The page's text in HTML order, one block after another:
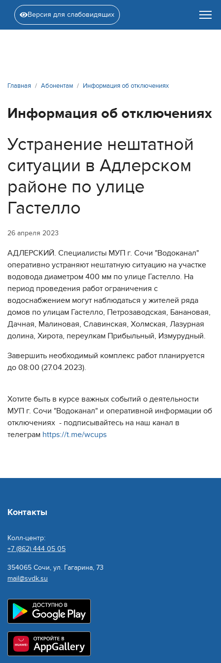
Версия для слабовидящих
Главная Абонентам Информация об отключениях
Информация об отключениях
Устранение нештатной
ситуации в Адлерском
районе по улице
Гастелло
26 апреля 2023
АДЛЕРСКИЙ. Специалисты МУП г. Сочи "Водоканал"
оперативно устраняют нештатную ситуацию на участке
водовода диаметром 400 мм по улице Гастелло. На
период проведения работ ограничения с
водоснабжением могут наблюдаться у жителей ряда
домов по улицам Гастелло, Петрозаводская, Банановая,
Дачная, Малиновая, Славинская, Холмская, Лазурная
долина, Хирота, переулкам Прибыльный, Измурудный.
Завершить необходимый комплекс работ планируется
до 08:00 (27.04.2023).
Хотите быть в курсе важных событий о деятельности
МУП г. Сочи "Водоканал" и оперативной информации об
отключениях - подписывайтесь на наш канал в
телеграм https://t.me/wcups
Контакты
Колл-центр:
+7 (862) 444 05 05
354065 Сочи, ул. Гагарина, 73
mail@svdk.su